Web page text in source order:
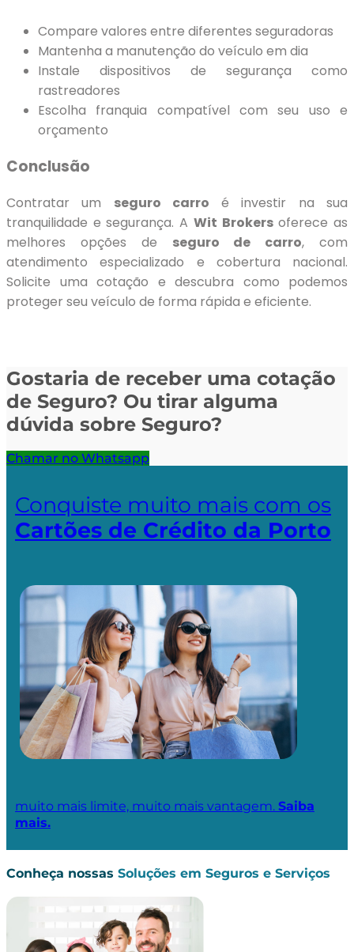
Compare valores entre diferentes seguradoras
Mantenha a manutenção do veículo em dia
Instale dispositivos de segurança como
rastreadores
Escolha franquia compatível com seu uso e
orçamento
Conclusão
Contratar um seguro carro é investir na sua
tranquilidade e segurança. A Wit Brokersoferece as
melhores opções de seguro de carro, com
atendimento especializado e cobertura nacional.
Solicite uma cotação e descubra como podemos
proteger seu veículo de forma rápida e eficiente.
Gostaria de receber uma cotação
de Seguro? Ou tirar alguma
dúvida sobre Seguro?
Chamar no Whatsapp
Conquiste muito mais com os
Cartões de Crédito da Porto
muito mais limite, muito mais vantagem. Saiba
mais.
Conheça nossas Soluções em Seguros e Serviços